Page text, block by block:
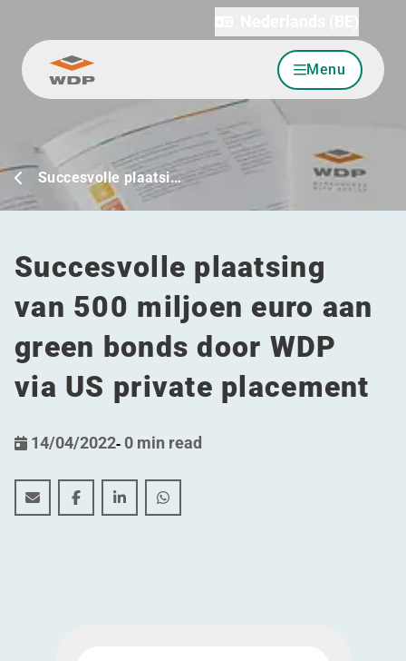
Ga naar inhoud Menu
Succesvolle plaatsi…
Succesvolle plaatsing
van 500 miljoen euro aan
green bonds door WDP
via US private placement
14/04/2022- 0 min read
Succesvolle plaatsing van 500 miljoen euro aan
Succesvolle plaatsing van 500 miljoen euro
Succesvolle plaatsing van 500 miljoen
Succesvolle plaatsing van 500